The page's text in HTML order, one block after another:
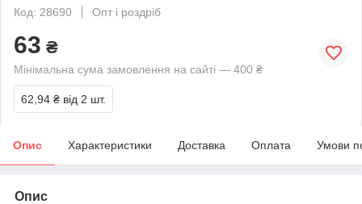
Код: 28690
Опт і роздріб
63 ₴
Мінімальна сума замовлення на сайті — 400 ₴
62,94 ₴ від 2 шт.
Опис Характеристики Доставка Оплата Умови
Опис